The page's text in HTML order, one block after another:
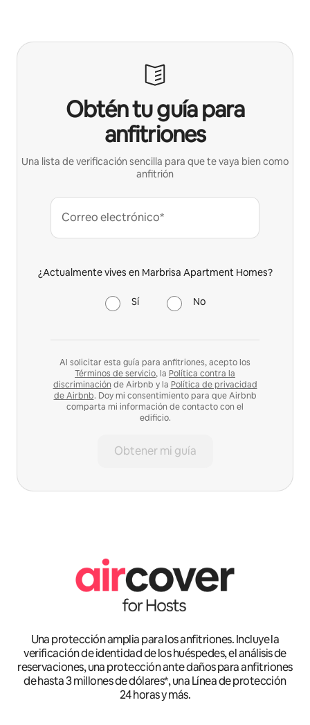
Obtén tu guía para
anfitriones
Una lista de verificación sencilla para que te vaya bien como
anfitrión
Correo electrónico*
¿Actualmente vives en Marbrisa Apartment Homes?
Sí No
Al solicitar esta guía para anfitriones, acepto los
Términos de servicio, la Política contra la
discriminación de Airbnb y la Política de privacidad
de Airbnb. Doy mi consentimiento para que Airbnb
comparta mi información de contacto con el
edificio.
Obtener mi guía
Una protección amplia para los anfitriones. Incluye la
verificación de identidad de los huéspedes, el análisis de
reservaciones, una protección ante daños para anfitriones
de hasta 3 millones de dólares*, una Línea de protección
24 horas y más.